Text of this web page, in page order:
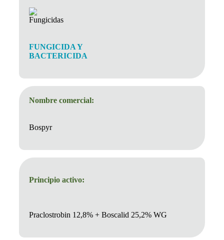
FUNGICIDA Y
BACTERICIDA
Nombre comercial:
Bospyr
Principio activo:
Praclostrobin 12,8% + Boscalid 25,2% WG